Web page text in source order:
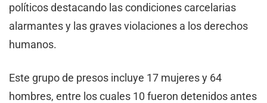
políticos destacando las condiciones carcelarias
alarmantes y las graves violaciones a los derechos
humanos.
Este grupo de presos incluye 17 mujeres y 64
hombres, entre los cuales 10 fueron detenidos antes